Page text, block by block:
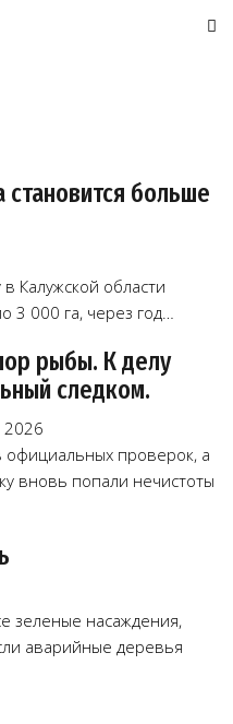
больше
Калужской области
3 000 га, через год…
рыбы. К делу
следком.
официальных проверок, а
вновь попали нечистоты
зеленые насаждения,
аварийные деревья